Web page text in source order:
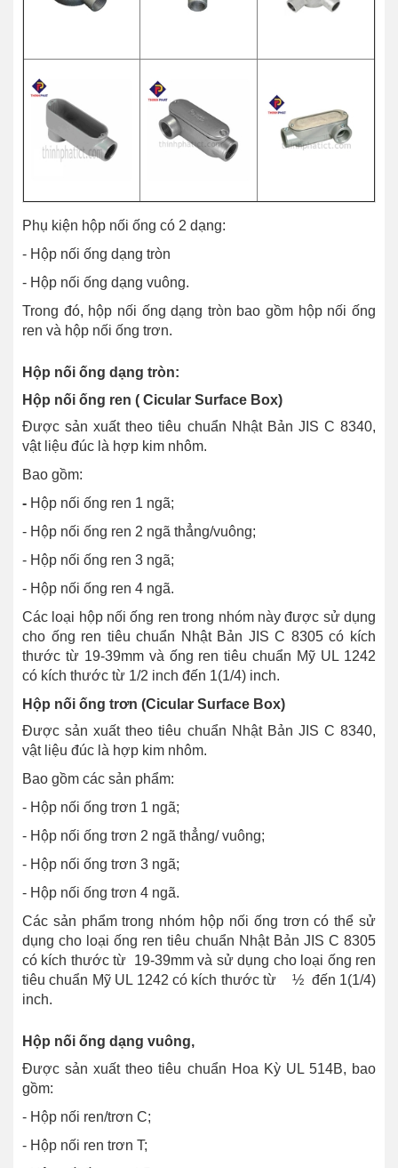
Phụ kiện hộp nối ống có 2 dạng:
- Hộp nối ống dạng tròn
- Hộp nối ống dạng vuông.
Trong đó, hộp nối ống dạng tròn bao gồm hộp nối ống
ren và hộp nối ống trơn.
Hộp nối ống dạng tròn:
Hộp nối ống ren ( Cicular Surface Box)
Được sản xuất theo tiêu chuẩn Nhật Bản JIS C 8340,
vật liệu đúc là hợp kim nhôm.
Bao gồm:
- Hộp nối ống ren 1 ngã;
- Hộp nối ống ren 2 ngã thẳng/vuông;
- Hộp nối ống ren 3 ngã;
- Hộp nối ống ren 4 ngã.
Các loại hộp nối ống ren trong nhóm này được sử dụng
cho ống ren tiêu chuẩn Nhật Bản JIS C 8305 có kích
thước từ 19-39mm và ống ren tiêu chuẩn Mỹ UL 1242
có kích thước từ 1/2 inch đến 1(1/4) inch.
Hộp nối ống trơn (Cicular Surface Box)
Được sản xuất theo tiêu chuẩn Nhật Bản JIS C 8340,
vật liệu đúc là hợp kim nhôm.
Bao gồm các sản phẩm:
- Hộp nối ống trơn 1 ngã;
- Hộp nối ống trơn 2 ngã thẳng/ vuông;
- Hộp nối ống trơn 3 ngã;
- Hộp nối ống trơn 4 ngã.
Các sản phẩm trong nhóm hộp nối ống trơn có thể sử
dụng cho loại ống ren tiêu chuẩn Nhật Bản JIS C 8305
có kích thước từ 19-39mm và sử dụng cho loại ống ren
tiêu chuẩn Mỹ UL 1242 có kích thước từ ½ đến 1(1/4)
inch.
Hộp nối ống dạng vuông,
Được sản xuất theo tiêu chuẩn Hoa Kỳ UL 514B, bao
gồm:
- Hộp nối ren/trơn C;
- Hộp nối ren trơn T;